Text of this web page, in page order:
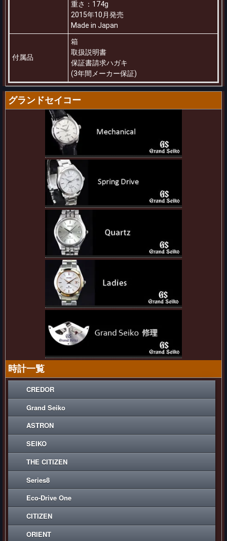
重さ：174g
2015年10月発売
Made in Japan
付属品
箱
取扱説明書
保証書請求ハガキ
(3年間メーカー保証)
グランドセイコー
時計一覧
CREDOR
Grand Seiko
ASTRON
SEIKO
THE CITIZEN
Series8
Eco-Drive One
CITIZEN
ORIENT